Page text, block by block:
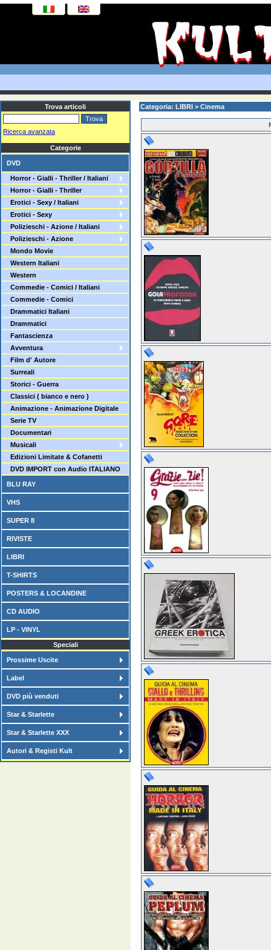
Trova articoli
Ricerca avanzata
Categorie
DVD
Horror - Gialli - Thriller / Italiani
Horror - Gialli - Thriller
Erotici - Sexy / Italiani
Erotici - Sexy
Polizieschi - Azione / Italiani
Polizieschi - Azione
Mondo Movie
Western Italiani
Western
Commedie - Comici / Italiani
Commedie - Comici
Drammatici Italiani
Drammatici
Fantascienza
Avventura
Film d' Autore
Surreali
Storici - Guerra
Classici ( bianco e nero )
Animazione - Animazione Digitale
Serie TV
Documentari
Musicali
Edizioni Limitate & Cofanetti
DVD IMPORT con Audio ITALIANO
BLU RAY
VHS
SUPER 8
RIVISTE
LIBRI
T-SHIRTS
POSTERS & LOCANDINE
CD AUDIO
LP - VINYL
Speciali
Prossime Uscite
Label
DVD più venduti
Star & Starlette
Star & Starlette XXX
Autori & Registi Kult
Categoria: LIBRI > Cinema